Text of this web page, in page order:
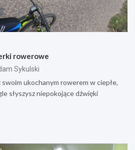
rowerowe
Sykulski
ukochanym rowerem w ciepłe,
słyszysz niepokojące dźwięki